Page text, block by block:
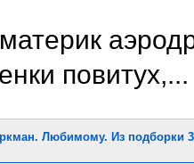
повитух,...
Любимому. Из подборки